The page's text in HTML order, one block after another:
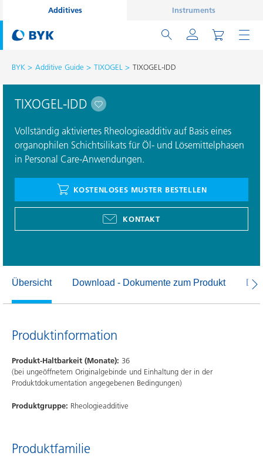
Additives Instruments
BYK Additive Guide TIXOGEL TIXOGEL-IDD
TIXOGEL-IDD
Vollständig aktiviertes Rheologieadditiv auf Basis eines
organophilen Schichtsilikats für Öl- und Lösemittelphasen
in Personal Care-Anwendungen.
KOSTENLOSES MUSTER BESTELLEN
KONTAKT
Übersicht Download - Dokumente zum Produkt
Produktinformation
Produkt-Haltbarkeit (Monate): 36
(bei ungeöffnetem Originalgebinde und Einhaltung der in der
Produktdokumentation angegebenen Bedingungen)
Produktgruppe: Rheologieadditive
Produktfamilie